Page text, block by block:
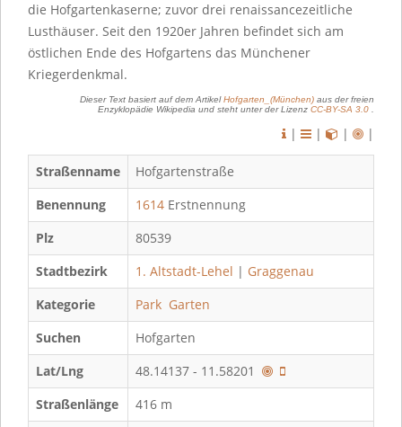
die Hofgartenkaserne; zuvor drei renaissancezeitliche
Lusthäuser. Seit den 1920er Jahren befindet sich am
östlichen Ende des Hofgartens das Münchener
Kriegerdenkmal.
Dieser Text basiert auf dem ArtikelHofgarten_(München) aus der freien
Enzyklopädie Wikipedia und steht unter der Lizenz CC-BY-SA 3.0
| | | |
Straßenname
Hofgartenstraße
Benennung
1614 Erstnennung
Plz
80539
Stadtbezirk
1. Altstadt-Lehel | Graggenau
Kategorie
Park Garten
Suchen
Hofgarten
Lat/Lng
48.14137 - 11.58201
Straßenlänge
416 m